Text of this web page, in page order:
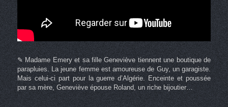
✎ Madame Emery et sa fille Geneviève tiennent une boutique de
parapluies. La jeune femme est amoureuse de Guy, un garagiste.
Mais celui-ci part pour la guerre d’Algérie. Enceinte et poussée
par sa mère, Geneviève épouse Roland, un riche bijoutier…